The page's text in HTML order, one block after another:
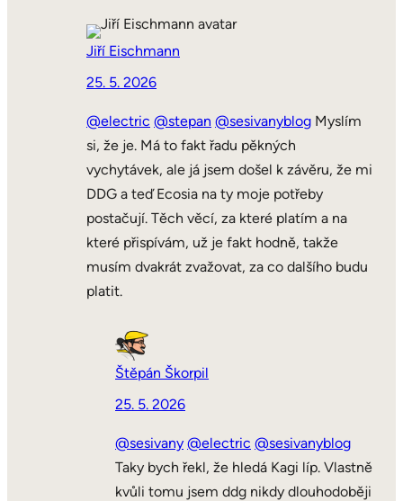
Jiří Eischmann
25. 5. 2026
@electric @stepan @sesivanyblog Myslím
si, že je. Má to fakt řadu pěkných
vychytávek, ale já jsem došel k závěru, že mi
DDG a teď Ecosia na ty moje potřeby
postačují. Těch věcí, za které platím a na
které přispívám, už je fakt hodně, takže
musím dvakrát zvažovat, za co dalšího budu
platit.
Štěpán Škorpil
25. 5. 2026
@sesivany @electric @sesivanyblog
Taky bych řekl, že hledá Kagi líp. Vlastně
kvůli tomu jsem ddg nikdy dlouhodoběji